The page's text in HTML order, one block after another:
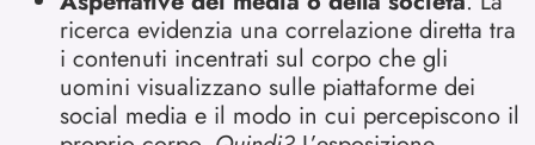
ricerca evidenzia una correlazione diretta tra
i contenuti incentrati sul corpo che gli
uomini visualizzano sulle piattaforme dei
social media e il modo in cui percepiscono il